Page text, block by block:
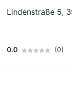
Lindenstraße 5,
0.0 (0)